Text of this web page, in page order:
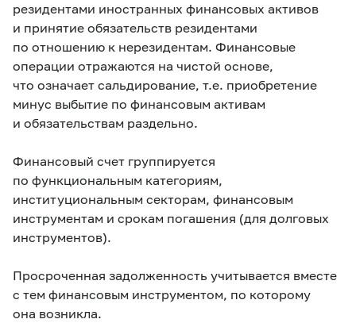
резидентами иностранных финансовых активов
и принятие обязательств резидентами
по отношению к нерезидентам. Финансовые
операции отражаются на чистой основе,
что означает сальдирование, т.е. приобретение
минус выбытие по финансовым активам
и обязательствам раздельно.
Финансовый счет группируется
по функциональным категориям,
институциональным секторам, финансовым
инструментам и срокам погашения (для долговых
инструментов).
Просроченная задолженность учитывается вместе
с тем финансовым инструментом, по которому
она возникла.